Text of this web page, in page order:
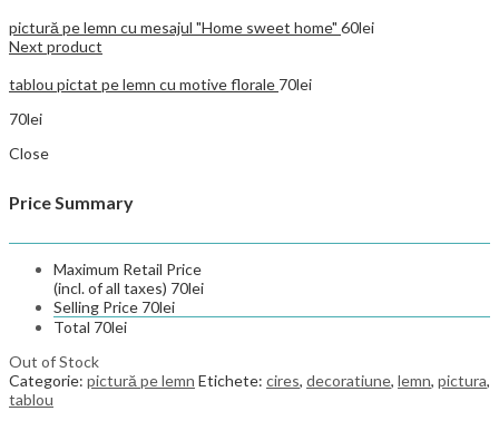
pictură pe lemn cu mesajul "Home sweet home" 60lei
Next product
tablou pictat pe lemn cu motive florale 70lei
70lei
Close
Price Summary
Maximum Retail Price
(incl. of all taxes) 70lei
Selling Price 70lei
Total 70lei
Out of Stock
Categorie: pictură pe lemn Etichete: cires, decoratiune, lemn, pictura,
tablou